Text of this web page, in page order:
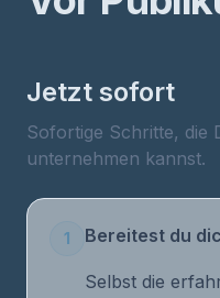
Jetzt sofort
Sofortige Schritte, die
unternehmen kannst.
1 Bereitest du
Selbst die